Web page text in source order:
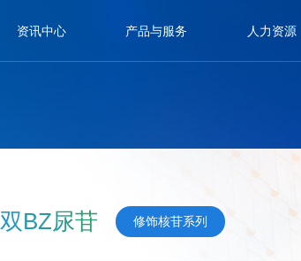
资讯中心 产品与服务 人力资源
双BZ尿苷 修饰核苷系列